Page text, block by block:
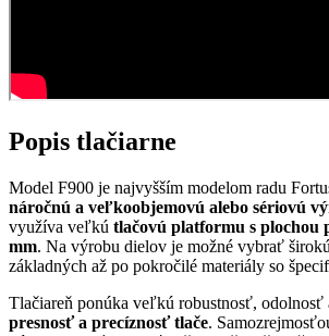
Popis tlačiarne
Model F900 je najvyšším modelom radu
náročnú a veľkoobjemovú alebo sériovú
využíva veľkú tlačovú platformu s plochou
mm. Na výrobu dielov je možné vybrať
základných až po pokročilé materiály so
Tlačiareň ponúka veľkú robustnosť, odolnosť
presnosť a precíznosť tlače.